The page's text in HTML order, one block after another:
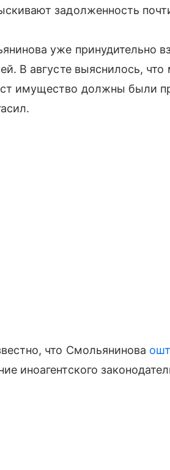
задолженность
уже принудительно
В августе выяснилось,
имущество должны были
что Смольянинова
иноагентского